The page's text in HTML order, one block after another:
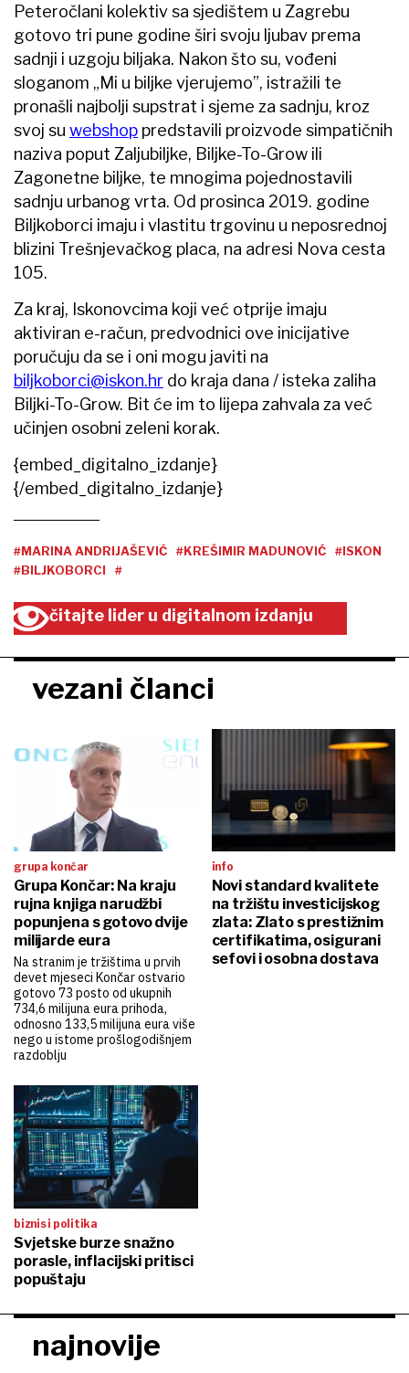
Peteročlani kolektiv sa sjedištem u Zagrebu
gotovo tri pune godine širi svoju ljubav prema
sadnji i uzgoju biljaka. Nakon što su, vođeni
sloganom „Mi u biljke vjerujemo”, istražili te
pronašli najbolji supstrat i sjeme za sadnju, kroz
svoj su webshop predstavili proizvode simpatičnih
naziva poput Zaljubiljke, Biljke-To-Grow ili
Zagonetne biljke, te mnogima pojednostavili
sadnju urbanog vrta. Od prosinca 2019. godine
Biljkoborci imaju i vlastitu trgovinu u neposrednoj
blizini Trešnjevačkog placa, na adresi Nova cesta
105.
Za kraj, Iskonovcima koji već otprije imaju
aktiviran e-račun, predvodnici ove inicijative
poručuju da se i oni mogu javiti na
biljkoborci@iskon.hr do kraja dana / isteka zaliha
Biljki-To-Grow. Bit će im to lijepa zahvala za već
učinjen osobni zeleni korak.
{embed_digitalno_izdanje}
{/embed_digitalno_izdanje}
#MARINA ANDRIJAŠEVIĆ #KREŠIMIR MADUNOVIĆ
#ISKON
#BILJKOBORCI
#
čitajte lider u digitalnom izdanju
vezani članci
grupa končar
Grupa Končar: Na kraju
rujna knjiga narudžbi
popunjena s gotovo dvije
milijarde eura
Na stranim je tržištima u prvih
devet mjeseci Končar ostvario
gotovo 73 posto od ukupnih
734,6 milijuna eura prihoda,
odnosno 133,5 milijuna eura više
nego u istome prošlogodišnjem
razdoblju
info
Novi standard kvalitete
na tržištu investicijskog
zlata: Zlato s prestižnim
certifikatima, osigurani
sefovi i osobna dostava
biznis i politika
Svjetske burze snažno
porasle, inflacijski pritisci
popuštaju
najnovije